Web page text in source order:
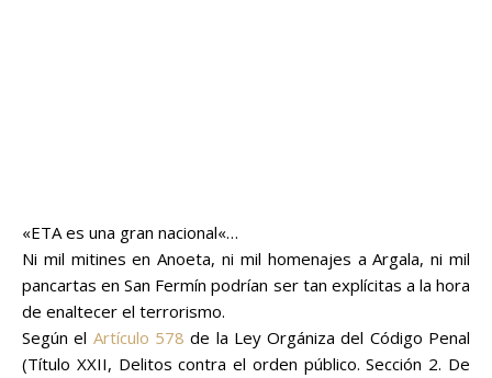
«ETA es una gran nacional«…
Ni mil mitines en Anoeta, ni mil homenajes a Argala, ni mil
pancartas en San Fermín podrían ser tan explícitas a la hora
de enaltecer el terrorismo.
Según el Artículo 578 de la Ley Orgániza del Código Penal
(Título XXII, Delitos contra el orden público. Sección 2. De